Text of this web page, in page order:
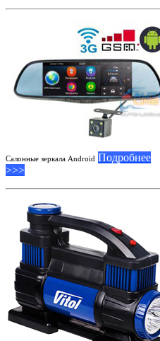
Салонные зеркала Android Подробнее
>>>